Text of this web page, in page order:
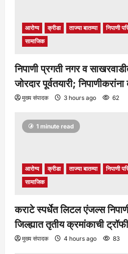
आरोग्य क्रीडा ताज्या बातम्या निपाणी
सामाजिक
निपाणी प्रगती नगर व
जोरदार पूर्वतयारी;
मुख्य संपादक 3 hours ago 62
1 minute read
आरोग्य क्रीडा ताज्या बातम्या निपाणी
सामाजिक
कराटे स्पर्धेत लिटल एंजल्स
जिल्ह्यात तृतीय क्रमांकाची
मुख्य संपादक 4 hours ago 83